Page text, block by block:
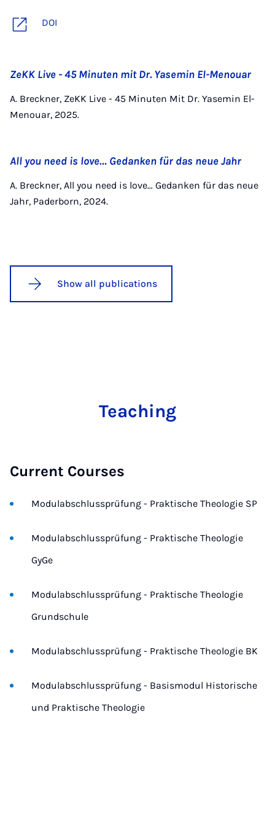
DOI
ZeKK Live - 45 Minuten mit Dr. Yasemin El-Menouar
A. Breckner, ZeKK Live - 45 Minuten Mit Dr. Yasemin El-
Menouar, 2025.
All you need is love… Gedanken für das neue Jahr
A. Breckner, All you need is love… Gedanken für das neue
Jahr, Paderborn, 2024.
Show all publications
Teaching
Current Courses
Modulabschlussprüfung - Praktische Theologie SP
Modulabschlussprüfung - Praktische Theologie
GyGe
Modulabschlussprüfung - Praktische Theologie
Grundschule
Modulabschlussprüfung - Praktische Theologie BK
Modulabschlussprüfung - Basismodul Historische
und Praktische Theologie